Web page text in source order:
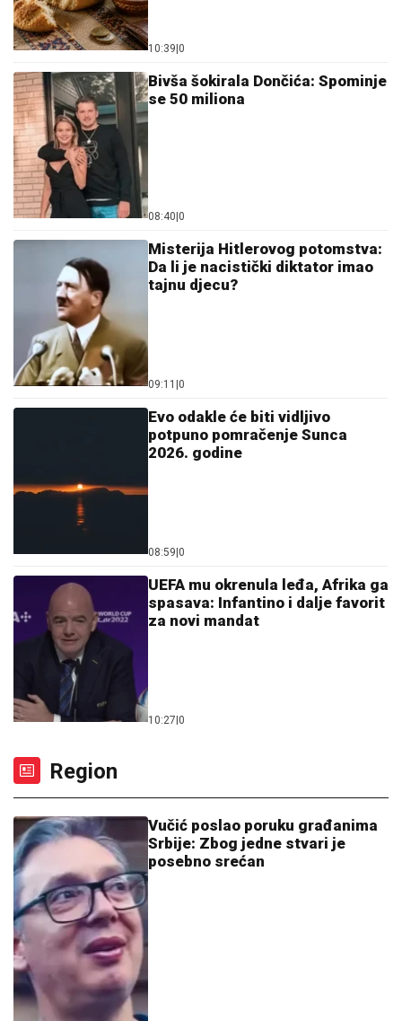
10:39|0
Bivša šokirala Dončića: Spominje
se 50 miliona
08:40|0
Misterija Hitlerovog potomstva:
Da li je nacistički diktator imao
tajnu djecu?
09:11 |0
Evo odakle će biti vidljivo
potpuno pomračenje Sunca
2026. godine
08:59|0
UEFA mu okrenula leđa, Afrika ga
spasava: Infantino i dalje favorit
za novi mandat
10:27|0
Region
Vučić poslao poruku građanima
Srbije: Zbog jedne stvari je
posebno srećan